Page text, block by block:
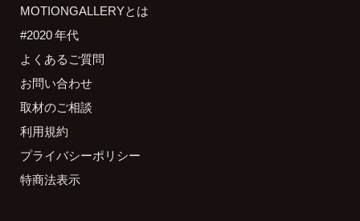
MOTIONGALLERYとは
#2020 年代
よくあるご質問
お問い合わせ
取材のご相談
利用規約
プライバシーポリシー
特商法表示